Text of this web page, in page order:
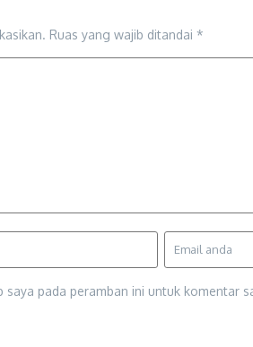
Ruas yang wajib ditandai *
saya pada peramban ini untuk komentar